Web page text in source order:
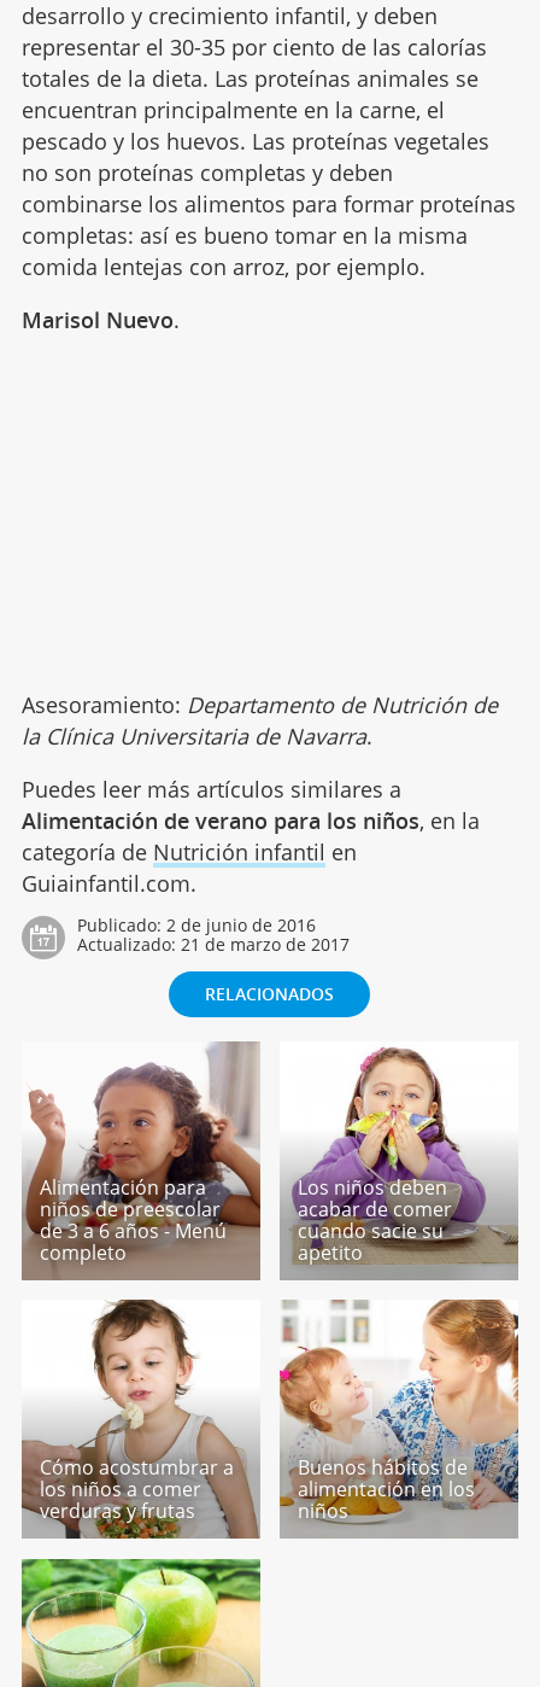
desarrollo y crecimiento infantil, y deben
representar el 30-35 por ciento de las calorías
totales de la dieta. Las proteínas animales se
encuentran principalmente en la carne, el
pescado y los huevos. Las proteínas vegetales
no son proteínas completas y deben
combinarse los alimentos para formar proteínas
completas: así es bueno tomar en la misma
comida lentejas con arroz, por ejemplo.
Marisol Nuevo.
Asesoramiento: Departamento de Nutrición de
la Clínica Universitaria de Navarra.
Puedes leer más artículos similares a
Alimentación de verano para los niños, en la
categoría de Nutrición infantil en
Guiainfantil.com.
Publicado: 2 de junio de 2016
Actualizado: 21 de marzo de 2017
RELACIONADOS
Alimentación para
niños de preescolar
de 3 a 6 años - Menú
completo
Los niños deben
acabar de comer
cuando sacie su
apetito
Cómo acostumbrar a
los niños a comer
verduras y frutas
Buenos hábitos de
alimentación en los
niños